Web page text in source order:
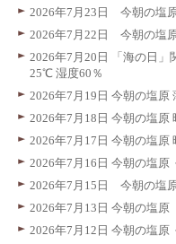
2026年7月23日 今朝の
2026年7月22日 今朝の
2026年7月20日 「海の日
25℃ 湿度60％
2026年7月19日 今朝の塩
2026年7月18日 今朝の塩
2026年7月17日 今朝の塩
2026年7月16日 今朝の塩
2026年7月15日 今朝の
2026年7月13日 今朝の
2026年7月12日 今朝の塩